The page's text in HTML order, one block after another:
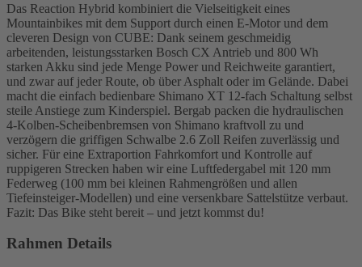
Das Reaction Hybrid kombiniert die Vielseitigkeit eines
Mountainbikes mit dem Support durch einen E-Motor und dem
cleveren Design von CUBE: Dank seinem geschmeidig
arbeitenden, leistungsstarken Bosch CX Antrieb und 800 Wh
starken Akku sind jede Menge Power und Reichweite garantiert,
und zwar auf jeder Route, ob über Asphalt oder im Gelände. Dabei
macht die einfach bedienbare Shimano XT 12-fach Schaltung selbst
steile Anstiege zum Kinderspiel. Bergab packen die hydraulischen
4-Kolben-Scheibenbremsen von Shimano kraftvoll zu und
verzögern die griffigen Schwalbe 2.6 Zoll Reifen zuverlässig und
sicher. Für eine Extraportion Fahrkomfort und Kontrolle auf
ruppigeren Strecken haben wir eine Luftfedergabel mit 120 mm
Federweg (100 mm bei kleinen Rahmengrößen und allen
Tiefeinsteiger-Modellen) und eine versenkbare Sattelstütze verbaut.
Fazit: Das Bike steht bereit – und jetzt kommst du!
Rahmen Details